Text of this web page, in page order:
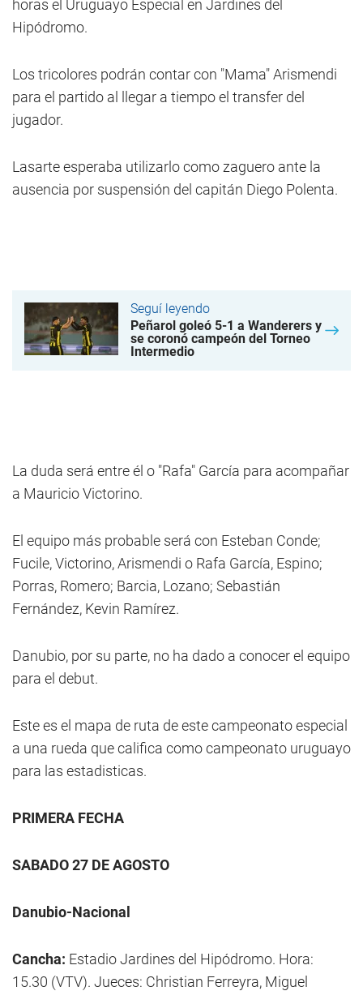
horas el Uruguayo Especial en Jardines del
Hipódromo.
Los tricolores podrán contar con "Mama" Arismendi
para el partido al llegar a tiempo el transfer del
jugador.
Lasarte esperaba utilizarlo como zaguero ante la
ausencia por suspensión del capitán Diego Polenta.
Seguí leyendo
Peñarol goleó 5-1 a Wanderers y
se coronó campeón del Torneo
Intermedio
La duda será entre él o "Rafa" García para acompañar
a Mauricio Victorino.
El equipo más probable será con Esteban Conde;
Fucile, Victorino, Arismendi o Rafa García, Espino;
Porras, Romero; Barcia, Lozano; Sebastián
Fernández, Kevin Ramírez.
Danubio, por su parte, no ha dado a conocer el equipo
para el debut.
Este es el mapa de ruta de este campeonato especial
a una rueda que califica como campeonato uruguayo
para las estadisticas.
PRIMERA FECHA
SABADO 27 DE AGOSTO
Danubio-Nacional
Cancha: Estadio Jardines del Hipódromo. Hora:
15.30 (VTV). Jueces: Christian Ferreyra, Miguel